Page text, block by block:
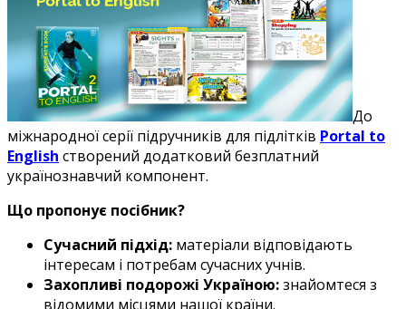
До
міжнародної серії підручників для підлітків Portal to
English створений додатковий безплатний
українознавчий компонент.
Що пропонує посібник?
Сучасний підхід: матеріали відповідають
інтересам і потребам сучасних учнів.
Захопливі подорожі Україною:знайомтеся з
відомими місцями нашої країни.